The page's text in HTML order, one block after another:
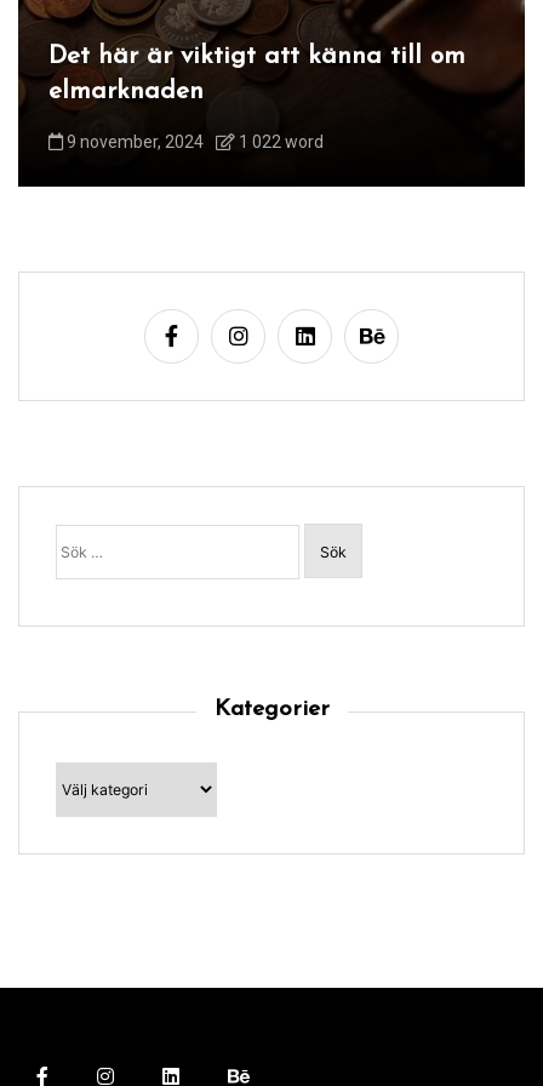
e
i
Det här är viktigt att känna till om
elmarknaden
9 november, 2024 1 022 word
Sök
efter:
Kategorier
Kategorier